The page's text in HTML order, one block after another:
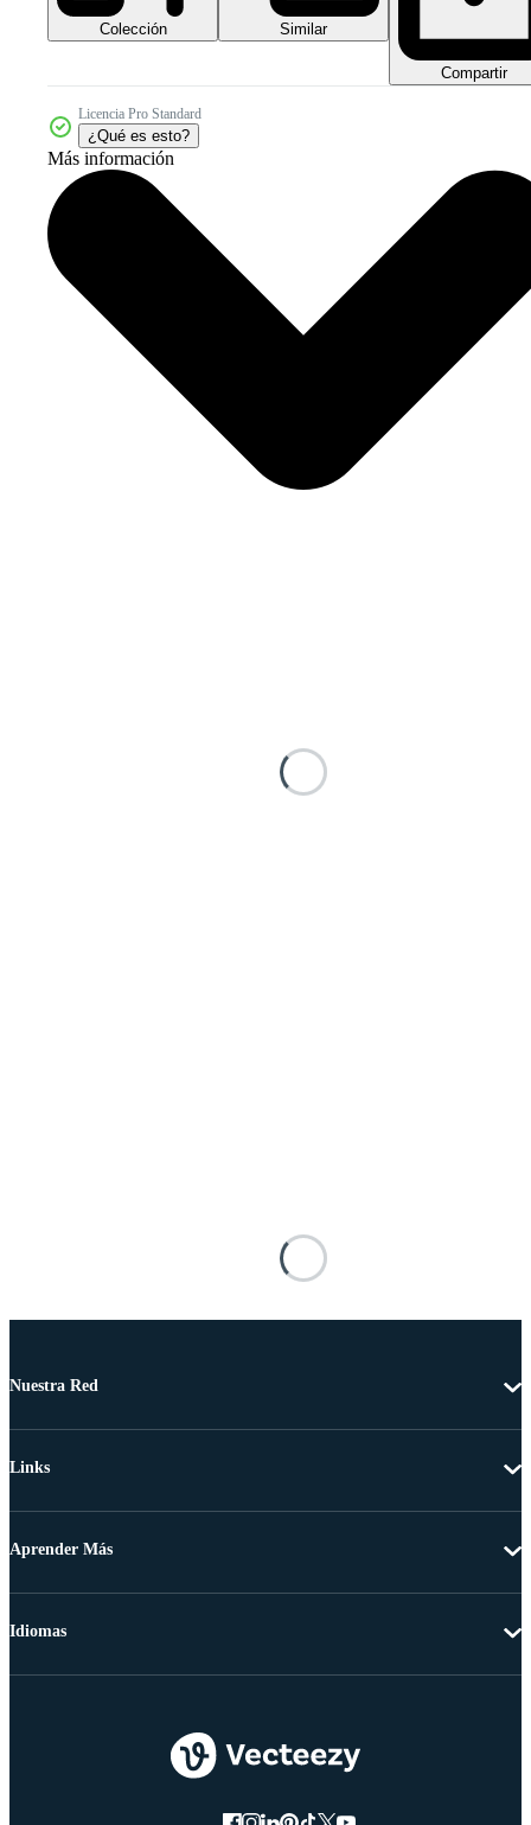
Colección Similar
Compartir
Licencia Pro Standard
¿Qué es esto?
Más información
Nuestra Red
Links
Aprender Más
Idiomas